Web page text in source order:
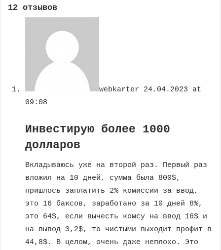
12 отзывов
webkarter 24.04.2023 at
09:08
Инвестирую более 1000
долларов
Вкладываюсь уже на второй раз. Первый раз
вложил на 10 дней, сумма была 800$,
пришлось заплатить 2% комиссии за ввод,
это 16 баксов, заработано за 10 дней 8%,
это 64$, если вычесть комсу на ввод 16$ и
на вывод 3,2$, то чистыми выходит профит в
44,8$. В целом, очень даже неплохо. Это